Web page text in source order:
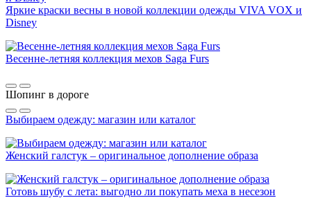
Яркие краски весны в новой коллекции одежды VIVA VOX и
Disney
Весенне-летняя коллекция мехов Saga Furs
Шопинг в дороге
Выбираем одежду: магазин или каталог
Женский галстук – оригинальное дополнение образа
Готовь шубу с лета: выгодно ли покупать меха в несезон